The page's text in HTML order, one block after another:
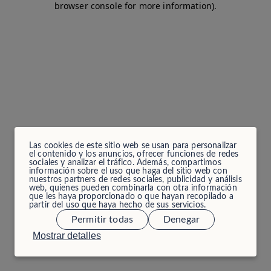
Las cookies de este sitio web se usan para personalizar
el contenido y los anuncios, ofrecer funciones de redes
sociales y analizar el tráfico. Además, compartimos
información sobre el uso que haga del sitio web con
nuestros partners de redes sociales, publicidad y análisis
web, quienes pueden combinarla con otra información
que les haya proporcionado o que hayan recopilado a
partir del uso que haya hecho de sus servicios.
Mostrar detalles
Permitir todas Denegar
browser console for more information).